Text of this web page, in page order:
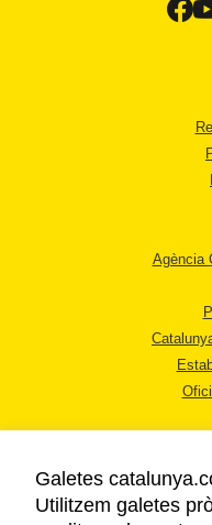
Agència
Galetes
Utilitzem galetes